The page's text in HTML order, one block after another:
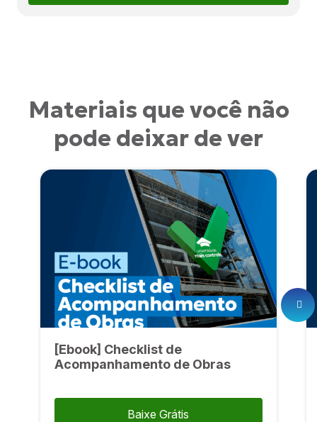
Materiais que você não
pode deixar de ver
[Ebook] Checklist de
Acompanhamento de Obras
Baixe Grátis